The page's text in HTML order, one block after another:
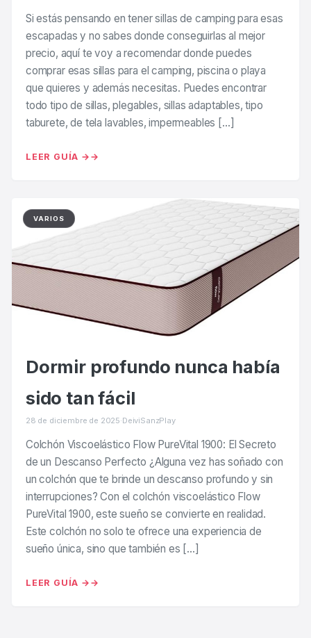
Si estás pensando en tener sillas de camping para esas
escapadas y no sabes donde conseguirlas al mejor
precio, aquí te voy a recomendar donde puedes
comprar esas sillas para el camping, piscina o playa
que quieres y además necesitas. Puedes encontrar
todo tipo de sillas, plegables, sillas adaptables, tipo
taburete, de tela lavables, impermeables […]
LEER GUÍA →
VARIOS
Dormir profundo nunca había
sido tan fácil
28 de diciembre de 2025·DeiviSanzPlay
Colchón Viscoelástico Flow PureVital 1900: El Secreto
de un Descanso Perfecto ¿Alguna vez has soñado con
un colchón que te brinde un descanso profundo y sin
interrupciones? Con el colchón viscoelástico Flow
PureVital 1900, este sueño se convierte en realidad.
Este colchón no solo te ofrece una experiencia de
sueño única, sino que también es […]
LEER GUÍA →